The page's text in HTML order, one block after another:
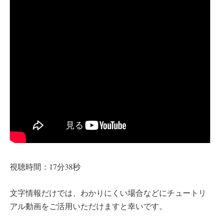
視聴時間：17分38秒
文字情報だけでは、わかりにくい場合などにチュートリ
アル動画をご活用いただけますと幸いです。